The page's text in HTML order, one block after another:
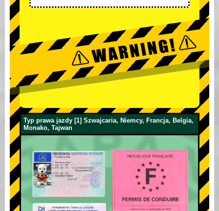
Typ prawa jazdy [1] Szwajcaria, Niemcy, Francja, Belgia,
Monako, Tajwan